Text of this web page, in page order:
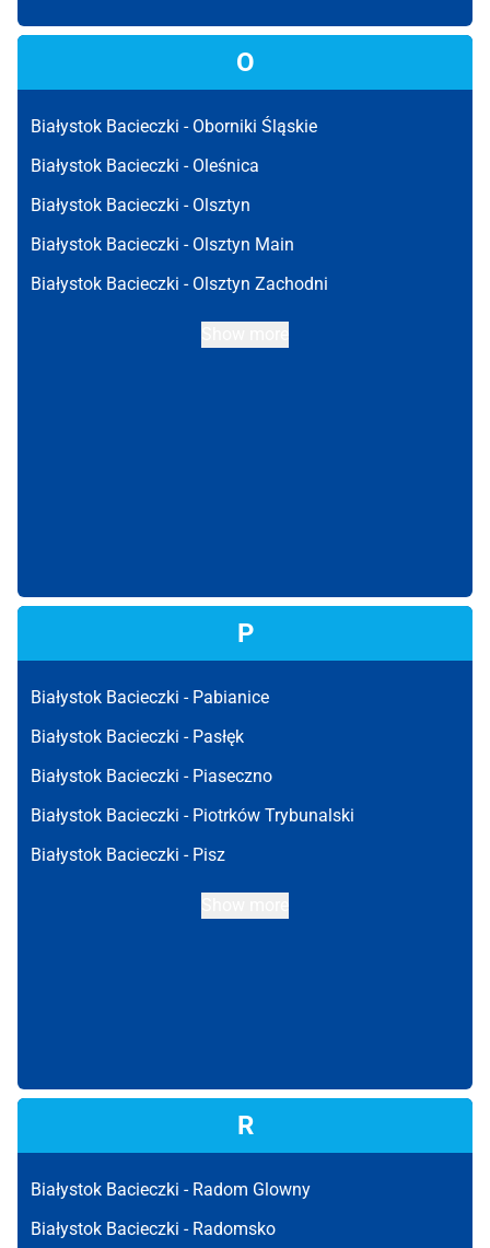
O
Białystok Bacieczki - Oborniki Śląskie
Białystok Bacieczki - Oleśnica
Białystok Bacieczki - Olsztyn
Białystok Bacieczki - Olsztyn Main
Białystok Bacieczki - Olsztyn Zachodni
P
Białystok Bacieczki - Pabianice
Białystok Bacieczki - Pasłęk
Białystok Bacieczki - Piaseczno
Białystok Bacieczki - Piotrków Trybunalski
Białystok Bacieczki - Pisz
R
Białystok Bacieczki - Radom Glowny
Białystok Bacieczki - Radomsko